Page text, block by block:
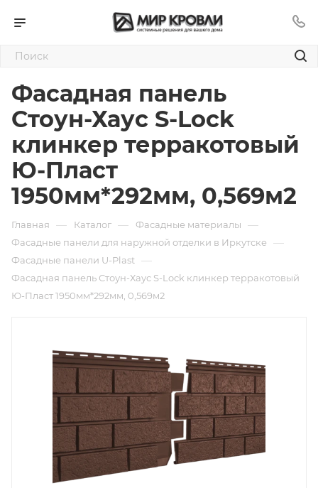
Фасадная панель
Стоун-Хаус S-Lock
клинкер терракотовый
Ю-Пласт
1950мм*292мм, 0,569м2
Главная — Каталог — Фасадные материалы —
Фасадные панели для наружной отделки в Иркутске —
Фасадные панели U-Plast —
Фасадная панель Стоун-Хаус S-Lock клинкер терракотовый
Ю-Пласт 1950мм*292мм, 0,569м2